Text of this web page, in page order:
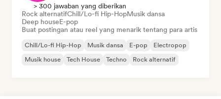
> 300 jawaban yang diberikan
Rock alternatifChill/Lo-fi Hip-HopMusik dansa
Deep houseE-pop
Buat postingan atau reel yang menarik tentang para artis
Chill/Lo-fi Hip-Hop Musik dansa E-pop
Electropop
Musik house
Tech House Techno Rock alternatif